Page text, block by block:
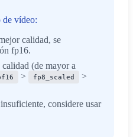
de vídeo:
calidad, se
fp16.
(de mayor a
> fp8_scaled >
considere usar